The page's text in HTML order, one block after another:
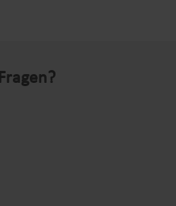
Der komplette
zudem durch seine
von
können die Seitenteile
Komposter auch als